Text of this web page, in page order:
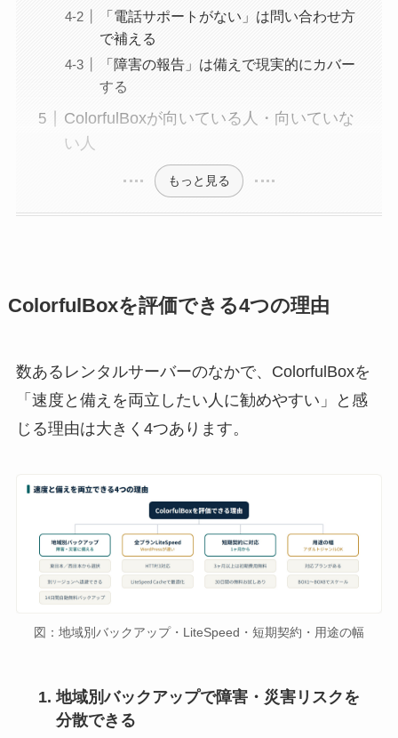
「電話サポートがない」は問い合わせ方
で補える
「障害の報告」は備えで現実的にカバー
する
ColorfulBoxが向いている人・向いていな
い人
もっと見る
ColorfulBoxを評価できる4つの理由
数あるレンタルサーバーのなかで、ColorfulBoxを
「速度と備えを両立したい人に勧めやすい」と感
じる理由は大きく4つあります。
図：地域別バックアップ・LiteSpeed・短期契約・用途の幅
地域別バックアップで障害・災害リスクを
分散できる